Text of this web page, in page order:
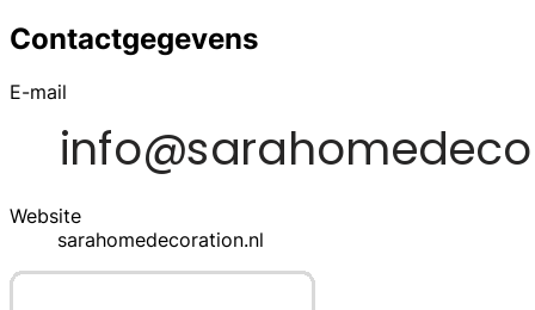
Contactgegevens
E-mail
Website
sarahomedecoration.nl